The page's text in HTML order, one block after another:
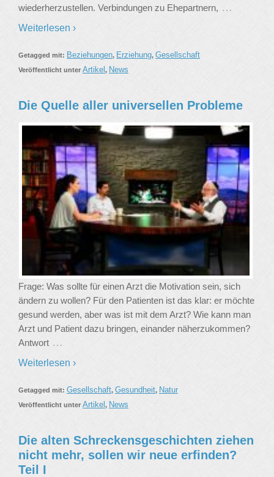
wiederherzustellen. Verbindungen zu Ehepartnern, …
Weiterlesen ›
Getagged mit: Beziehungen, Erziehung, Gesellschaft
Veröffentlicht unter Artikel , News
Die Quelle aller universellen Probleme
Frage: Was sollte für einen Arzt die Motivation sein, sich
ändern zu wollen? Für den Patienten ist das klar: er möchte
gesund werden, aber was ist mit dem Arzt? Wie kann man
Arzt und Patient dazu bringen, einander näherzukommen?
Antwort …
Weiterlesen ›
Getagged mit: Gesellschaft, Gesundheit, Natur
Veröffentlicht unter Artikel, News
Die alten Schreckensgeschichten ziehen
nicht mehr, sollen wir neue erfinden?
Teil I